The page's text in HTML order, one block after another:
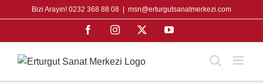
to
Bizi Arayın! 0232 368 88 08 msn@erturgutsanatmerkezi.com
FacebookInstagram YouTube